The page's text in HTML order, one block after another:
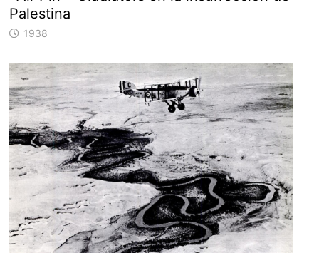
Palestina
1938